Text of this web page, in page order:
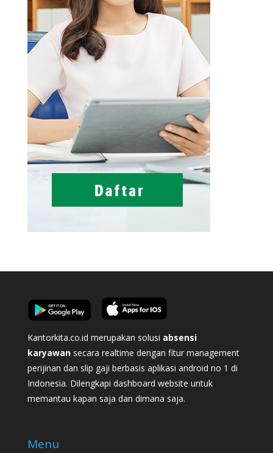
Kantorkita.co.id merupakan solusi absensi
karyawan secara realtime dengan fitur management
perijinan dan slip gaji berbasis aplikasi android no 1 di
Indonesia. Dilengkapi dashboard website untuk
memantau kapan saja dan dimana saja.
Menu